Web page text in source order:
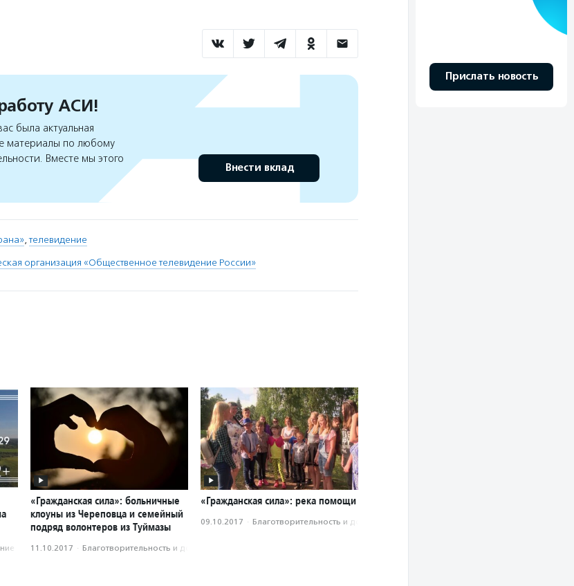
АСИ!
была актуальная
материалы по любому
Вместе мы этого
Внести вклад
,телевидение
организация «Общественное телевидение России»
«Гражданская сила»: больничные
клоуны из Череповца и семейный
подряд волонтеров из Туймазы
11.10.2017 · Благотвори­тель­ность и доброволь­чест­во
«Гражданская сила»: река помощи
09.10.2017 · Благотвори­тель­ность и доброволь­чест­во
Прислать новость